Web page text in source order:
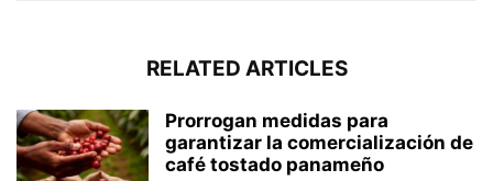
RELATED ARTICLES
Prorrogan medidas para
garantizar la comercialización de
café tostado panameño